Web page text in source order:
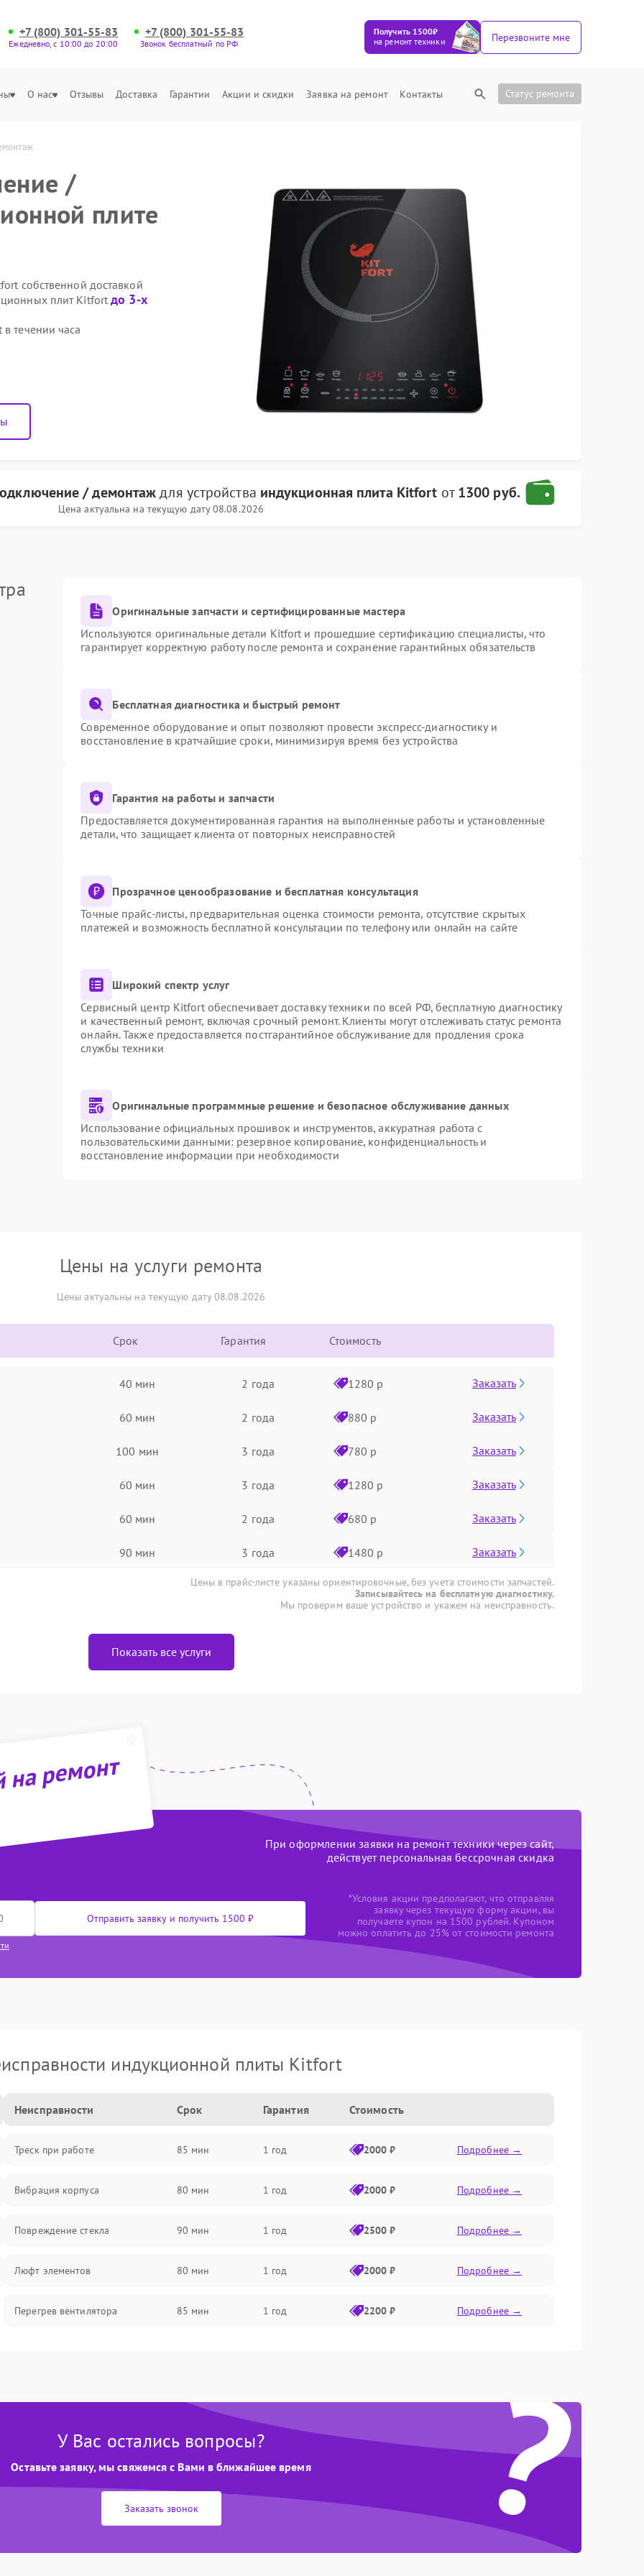
+7 (800) 301-55-83
Ежедневно, с 10:00 до 20:00
+7 (800) 301-55-83
Звонок бесплатный по РФ
Получить 1500₽
на ремонт техники
Перезвоните мне
О нас Отзывы Доставка Гарантии Акции и скидки Заявка на ремонт Контакты Статус ремонта
/
плите
собственной доставкой
плит Kitfortдо 3-х
течении часа
/ демонтаждля устройства индукционная плита Kitfort от1300 руб.
Цена актуальна на текущую дату 08.08.2026
Оригинальные запчасти и сертифицированные мастера
Используются оригинальные детали Kitfort и прошедшие сертификацию специалисты, что
гарантирует корректную работу после ремонта и сохранение гарантийных обязательств
Бесплатная диагностика и быстрый ремонт
Современное оборудование и опыт позволяют провести экспресс-диагностику и
восстановление в кратчайшие сроки, минимизируя время без устройства
Гарантия на работы и запчасти
Предоставляется документированная гарантия на выполненные работы и установленные
детали, что защищает клиента от повторных неисправностей
Прозрачное ценообразование и бесплатная консультация
Точные прайс-листы, предварительная оценка стоимости ремонта, отсутствие скрытых
платежей и возможность бесплатной консультации по телефону или онлайн на сайте
Широкий спектр услуг
Сервисный центр Kitfort обеспечивает доставку техники по всей РФ, бесплатную диагностику
и качественный ремонт, включая срочный ремонт. Клиенты могут отслеживать статус ремонта
онлайн. Также предоставляется постгарантийное обслуживание для продления срока
службы техники
Оригинальные программные решение и безопасное обслуживание данных
Использование официальных прошивок и инструментов, аккуратная работа с
пользовательскими данными: резервное копирование, конфиденциальность и
восстановление информации при необходимости
Цены на услуги ремонта
Цены актуальны на текущую дату 08.08.2026
Срок Гарантия Стоимость
40 мин 2 года 1280 р Заказать
60 мин 2 года 880 р Заказать
100 мин 3 года 780 р Заказать
60 мин 3 года 1280 р Заказать
60 мин 2 года 680 р Заказать
90 мин 3 года 1480 р Заказать
Цены в прайс-листе указаны ориентировочные, без учета стоимости запчастей.
Записывайтесь на бесплатную диагностику.
Мы проверим ваше устройство и укажем на неисправность.
Показать все услуги
ремонт
При оформлении заявки на ремонт техники через сайт,
действует персональная бессрочная скидка
Отправить заявку и получить 1500 ₽
*Условия акции предполагают, что отправляя
заявку через текущую форму акции, вы
получаете купон на 1500 рублей. Купоном
можно оплатить до 25% от стоимости ремонта
индукционной плиты Kitfort
Неисправности Срок Гарантия Стоимость
Треск при работе 85 мин 1 год 2000 ₽ Подробнее →
Вибрация корпуса 80 мин 1 год 2000 ₽ Подробнее →
Повреждение стекла 90 мин 1 год 2500 ₽ Подробнее →
Люфт элементов 80 мин 1 год 2000 ₽ Подробнее →
Перегрев вентилятора 85 мин 1 год 2200 ₽ Подробнее →
?
У Вас остались вопросы?
Оставьте заявку, мы свяжемся с Вами в ближайшее время
Заказать звонок